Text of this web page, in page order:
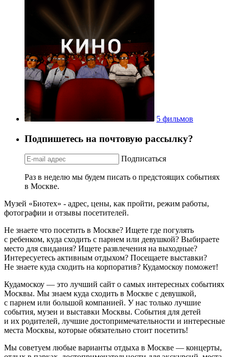
5 фильмов
Подпишетесь на почтовую рассылку?
Подписаться
Раз в неделю мы будем писать о предстоящих событиях
в Москве.
Музей «Биотех» - адрес, цены, как пройти, режим работы,
фотографии и отзывы посетителей.
Не знаете что посетить в Москве? Ищете где погулять
с ребенком, куда сходить с парнем или девушкой? Выбираете
место для свидания? Ищете развлечения на выходные?
Интересуетесь активным отдыхом? Посещаете выставки?
Не знаете куда сходить на корпоратив? Кудамоскоу поможет!
Кудамоскоу — это лучший сайт о самых интересных событиях
Москвы. Мы знаем куда сходить в Москве с девушкой,
с парнем или большой компанией. У нас только лучшие
события, музеи и выставки Москвы. События для детей
и их родителей, лучшие достопримечательности и интересные
места Москвы, которые обязательно стоит посетить!
Мы советуем любые варианты отдыха в Москве — концерты,